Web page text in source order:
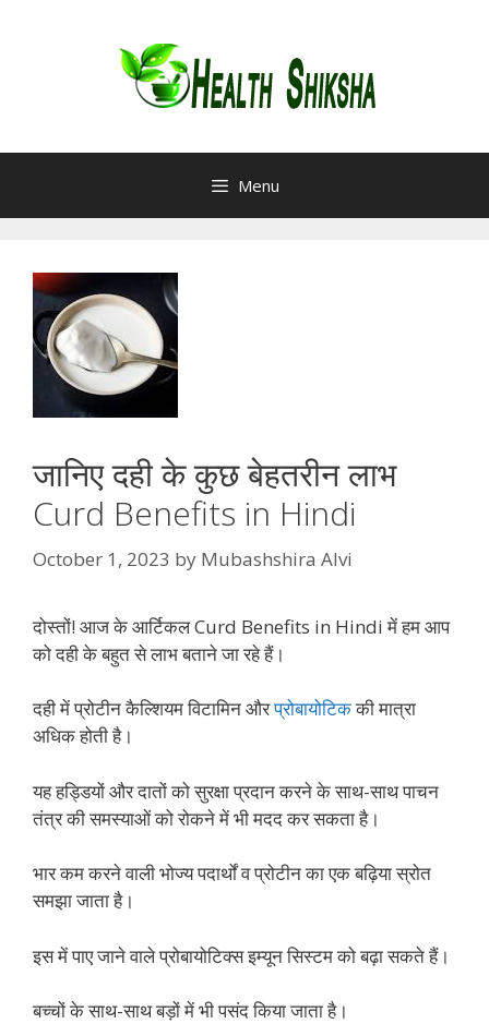
Menu
जानिए दही के कुछ बेहतरीन लाभ
Curd Benefits in Hindi
October 1, 2023 by Mubashshira Alvi
दोस्तों! आज के आर्टिकल Curd Benefits in Hindi में हम आप
को दही के बहुत से लाभ बताने जा रहे हैं।
दही में प्रोटीन कैल्शियम विटामिन औरप्रोबायोटिककी मात्रा
अधिक होती है।
यह हड्डियों और दातों को सुरक्षा प्रदान करने के साथ-साथ पाचन
तंत्र की समस्याओं को रोकने में भी मदद कर सकता है।
भार कम करने वाली भोज्य पदार्थों व प्रोटीन का एक बढ़िया स्रोत
समझा जाता है।
इस में पाए जाने वाले प्रोबायोटिक्स इम्यून सिस्टम को बढ़ा सकते हैं।
बच्चों के साथ-साथ बड़ों में भी पसंद किया जाता है।